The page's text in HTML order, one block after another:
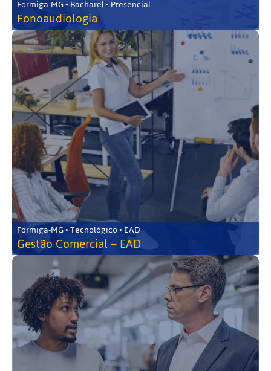
Formiga-MG • Bacharel • Presencial
Fonoaudiologia
Formiga-MG • Tecnológico • EAD
Gestão Comercial – EAD